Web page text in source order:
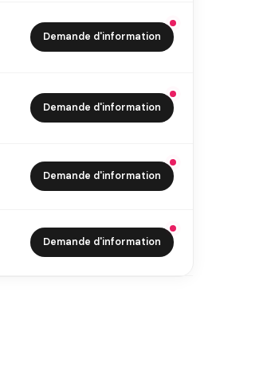
Demande d'information
Demande d'information
Demande d'information
Demande d'information